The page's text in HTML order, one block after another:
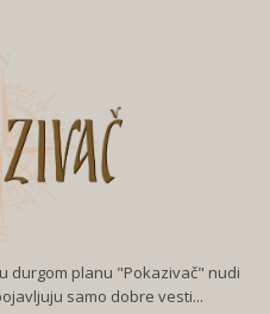
durgom planu "Pokazivač" nudi
samo dobre vesti...